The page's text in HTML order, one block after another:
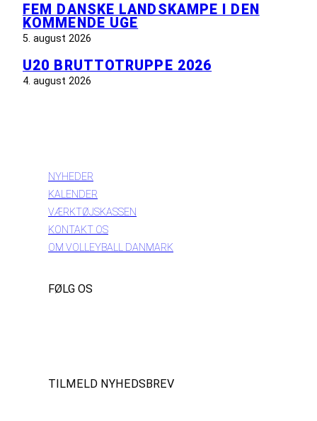
FEM DANSKE LANDSKAMPE I DEN
KOMMENDE UGE
5. august 2026
U20 BRUTTOTRUPPE 2026
4. august 2026
NYHEDER
KALENDER
VÆRKTØJSKASSEN
KONTAKT OS
OM VOLLEYBALL DANMARK
FØLG OS
TILMELD NYHEDSBREV